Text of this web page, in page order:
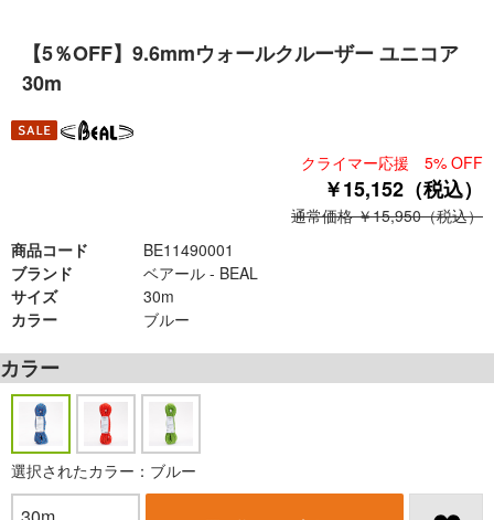
【5％OFF】9.6mmウォールクルーザー ユニコア
30m
クライマー応援 5% OFF
￥15,152（税込）
通常価格 ￥15,950（税込）
商品コード
BE11490001
ブランド
ベアール - BEAL
サイズ
30m
カラー
ブルー
カラー
選択されたカラー：ブルー